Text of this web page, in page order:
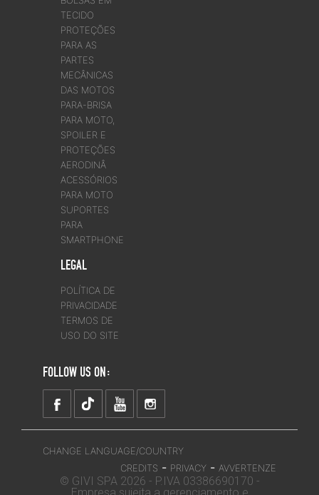
TECIDO
PROTEÇÕES
PARA AS
PARTES
MECÂNICAS
DAS MOTOS
PARA-BRISA
PARA MOTO,
SPOILER E
PROTEÇÕES
AERODINÂ
ACESSÓRIOS
PARA MOTO
SUPORTES
PARA
SMARTPHONE
LEGAL
POLÍTICA DE
PRIVACIDADE
TERMOS DE
USO DO SITE
FOLLOW US ON:
CHANGE LANGUAGE/COUNTRY
CREDITS - PRIVACY - AVVERTENZE
© GIVI SPA 2026 - P.IVA 03386690170 -